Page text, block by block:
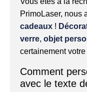
PrimoLaser, nous
cadeaux !
verre, objet
certainement votre
Comment
avec le texte